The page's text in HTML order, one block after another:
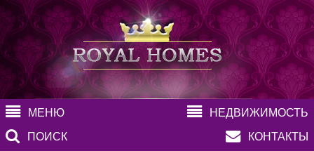
МЕНЮ
НЕДВИЖИМОСТЬ
ПОИСК
КОНТАКТЫ